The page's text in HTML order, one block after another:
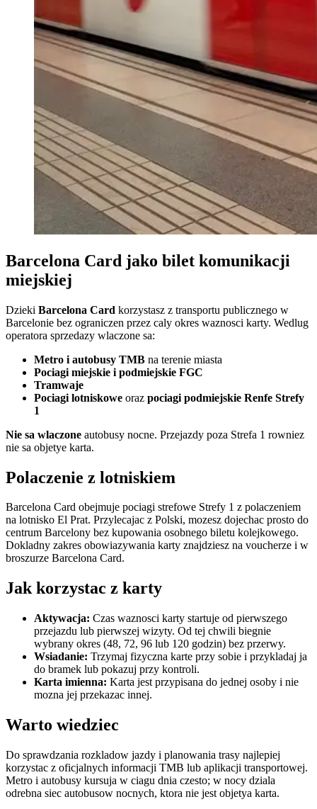
Barcelona Card jako bilet komunikacji
miejskiej
Dzieki Barcelona Card korzystasz z transportu publicznego w
Barcelonie bez ograniczen przez caly okres waznosci karty. Wedlug
operatora sprzedazy wlaczone sa:
Metro i autobusy TMB na terenie miasta
Pociagi miejskie i podmiejskie FGC
Tramwaje
Pociagi lotniskowe oraz pociagi podmiejskie Renfe Strefy
1
Nie sa wlaczone autobusy nocne. Przejazdy poza Strefa 1 rowniez
nie sa objetye karta.
Polaczenie z lotniskiem
Barcelona Card obejmuje pociagi strefowe Strefy 1 z polaczeniem
na lotnisko El Prat. Przylecajac z Polski, mozesz dojechac prosto do
centrum Barcelony bez kupowania osobnego biletu kolejkowego.
Dokladny zakres obowiazywania karty znajdziesz na voucherze i w
broszurze Barcelona Card.
Jak korzystac z karty
Aktywacja: Czas waznosci karty startuje od pierwszego
przejazdu lub pierwszej wizyty. Od tej chwili biegnie
wybrany okres (48, 72, 96 lub 120 godzin) bez przerwy.
Wsiadanie: Trzymaj fizyczna karte przy sobie i przykladaj ja
do bramek lub pokazuj przy kontroli.
Karta imienna: Karta jest przypisana do jednej osoby i nie
mozna jej przekazac innej.
Warto wiedziec
Do sprawdzania rozkladow jazdy i planowania trasy najlepiej
korzystac z oficjalnych informacji TMB lub aplikacji transportowej.
Metro i autobusy kursuja w ciagu dnia czesto; w nocy dziala
odrebna siec autobusow nocnych, ktora nie jest objetya karta.